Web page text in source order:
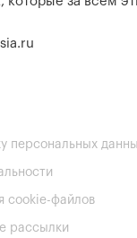
персональных
cookie-файлов
рассылки